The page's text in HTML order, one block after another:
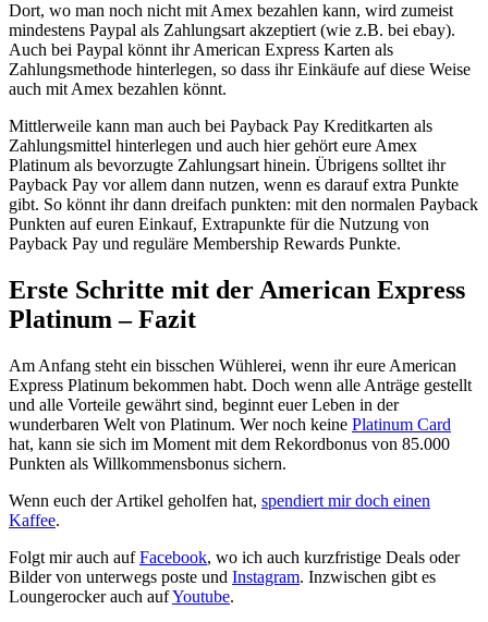
Dort, wo man noch nicht mit Amex bezahlen kann, wird zumeist
mindestens Paypal als Zahlungsart akzeptiert (wie z.B. bei ebay).
Auch bei Paypal könnt ihr American Express Karten als
Zahlungsmethode hinterlegen, so dass ihr Einkäufe auf diese Weise
auch mit Amex bezahlen könnt.
Mittlerweile kann man auch bei Payback Pay Kreditkarten als
Zahlungsmittel hinterlegen und auch hier gehört eure Amex
Platinum als bevorzugte Zahlungsart hinein. Übrigens solltet ihr
Payback Pay vor allem dann nutzen, wenn es darauf extra Punkte
gibt. So könnt ihr dann dreifach punkten: mit den normalen Payback
Punkten auf euren Einkauf, Extrapunkte für die Nutzung von
Payback Pay und reguläre Membership Rewards Punkte.
Erste Schritte mit der American Express
Platinum – Fazit
Am Anfang steht ein bisschen Wühlerei, wenn ihr eure American
Express Platinum bekommen habt. Doch wenn alle Anträge gestellt
und alle Vorteile gewährt sind, beginnt euer Leben in der
wunderbaren Welt von Platinum. Wer noch keine Platinum Card
hat, kann sie sich im Moment mit dem Rekordbonus von 85.000
Punkten als Willkommensbonus sichern.
Wenn euch der Artikel geholfen hat, spendiert mir doch einen
Kaffee.
Folgt mir auch aufFacebook, wo ich auch kurzfristige Deals oder
Bilder von unterwegs poste und Instagram. Inzwischen gibt es
Loungerocker auch aufYoutube.